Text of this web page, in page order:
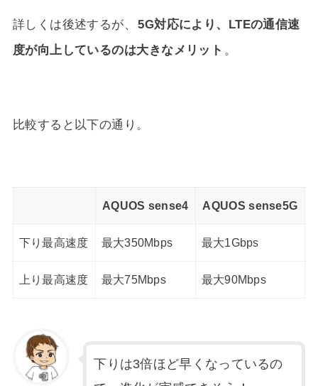
詳しくは後述するが、 5G対応により、LTEの通信速
度が向上しているのは大きなメリット 。
比較すると以下の通り。
AQUOS sense4 AQUOS sense5G
下り最高速度 最大350Mbps 最大1Gbps
上り最高速度 最大75Mbps 最大90Mbps
下りは3倍ほど早くなっているの